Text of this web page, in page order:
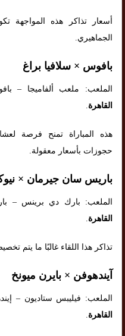
أسعار تذاكر هذه المواجهة
الجماهيري.
بافوس × سلافيا براغ
الملعب: ملعب ألفاميجا –
القاهرة.
هذه المباراة تمنح فرصة
حجوزات بأسعار معقولة.
باريس سان جيرمان ×
الملعب: بارك دي برينس –
القاهرة.
تذاكر هذا اللقاء غالبًا ما يتم
آيندهوفن × بايرن ميونخ
الملعب: فيليبس ستاديون –
القاهرة.